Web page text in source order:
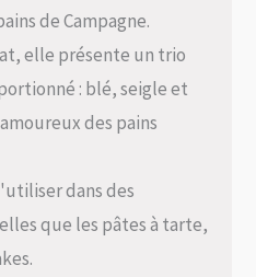
de Campagne.
elle présente un trio
: blé, seigle et
des pains
dans des
que les pâtes à tarte,